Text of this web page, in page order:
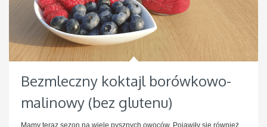
Bezmleczny koktajl borówkowo-
malinowy (bez glutenu)
Mamy teraz sezon na wiele pysznych owoców. Pojawiły się również